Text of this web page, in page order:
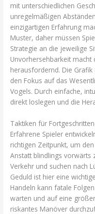
mit unterschiedlichen
unregelmäßigen
einzigartigen Erfahrung
Muster, daher müssen
Strategie an die jeweilige
Unvorhersehbarkeit macht
herausfordernd. Die
den Fokus auf das
Vogels. Durch einfache,
direkt loslegen und die
Taktiken für
Erfahrene Spieler
richtigen Zeitpunkt, um
Anstatt blindlings vorwärts
Verkehr und suchen nach
Geduld ist hier eine
Handeln kann fatale
warten und auf eine
riskantes Manöver